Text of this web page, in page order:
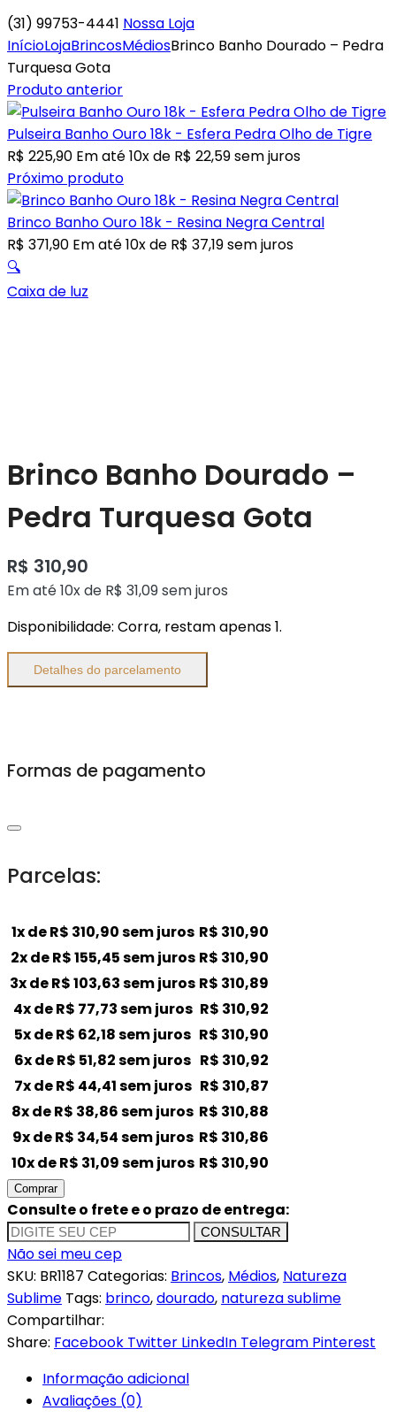
(31) 99753-4441 Nossa Loja
InícioLojaBrincosMédiosBrinco Banho Dourado – Pedra
Turquesa Gota
Produto anterior
Pulseira Banho Ouro 18k - Esfera Pedra Olho de Tigre
R$ 225,90 Em até 10x de R$ 22,59sem juros
Próximo produto
Brinco Banho Ouro 18k - Resina Negra Central
R$ 371,90 Em até 10x de R$ 37,19sem juros
🔍
Caixa de luz
Brinco Banho Dourado –
Pedra Turquesa Gota
R$ 310,90
Em até 10x de R$ 31,09sem juros
Disponibilidade: Corra, restam apenas 1.
Detalhes do parcelamento
Formas de pagamento
Parcelas:
1x deR$ 310,90sem juros R$ 310,90
2x deR$155,45sem juros R$ 310,90
3x deR$103,63sem juros R$ 310,89
4x deR$ 77,73sem juros R$ 310,92
5x deR$ 62,18sem juros R$ 310,90
6x deR$ 51,82sem juros R$ 310,92
7x deR$ 44,41sem juros R$ 310,87
8x deR$ 38,86sem juros R$ 310,88
9x deR$ 34,54sem juros R$ 310,86
10x deR$ 31,09sem juros R$ 310,90
Comprar
Consulte o frete e o prazo de entrega:
CONSULTAR
Não sei meu cep
SKU: BR1187 Categorias: Brincos, Médios, Natureza
Sublime Tags: brinco,dourado, natureza sublime
Compartilhar:
Share: Facebook Twitter LinkedIn Telegram Pinterest
Informação adicional
Avaliações (0)